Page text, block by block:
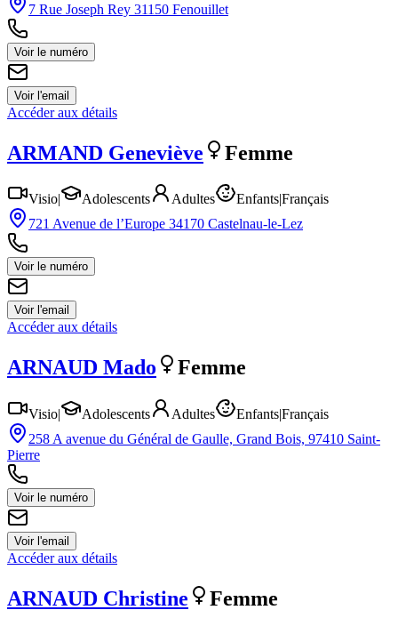
7 Rue Joseph Rey 31150 Fenouillet
Voir le numéro
Voir l'email
Accéder aux détails
ARMAND Geneviève Femme
Visio| Adolescents Adultes Enfants|Français
721 Avenue de l’Europe 34170 Castelnau-le-Lez
Voir le numéro
Voir l'email
Accéder aux détails
ARNAUD Mado Femme
Visio| Adolescents Adultes Enfants|Français
258 A avenue du Général de Gaulle, Grand Bois, 97410 Saint-
Pierre
Voir le numéro
Voir l'email
Accéder aux détails
ARNAUD Christine Femme